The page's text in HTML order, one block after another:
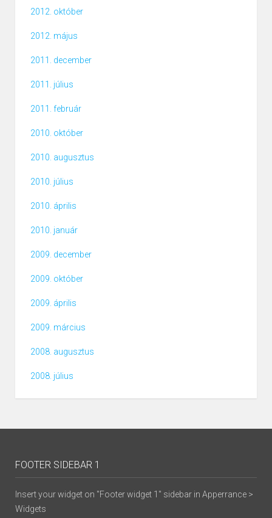
2012. október
2012. május
2011. december
2011. július
2011. február
2010. október
2010. augusztus
2010. július
2010. április
2010. január
2009. december
2009. október
2009. április
2009. március
2008. augusztus
2008. július
FOOTER SIDEBAR 1
Insert your widget on "Footer widget 1" sidebar in Apperrance >
Widgets